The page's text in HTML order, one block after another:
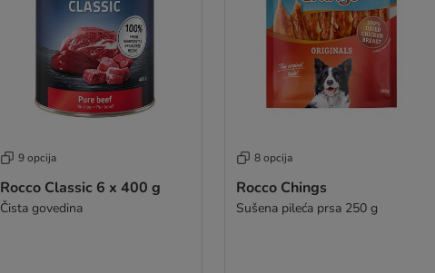
9 opcija
Rocco Classic 6 x 400 g
Čista govedina
8 opcija
Rocco Chings
Sušena pileća prsa 250 g